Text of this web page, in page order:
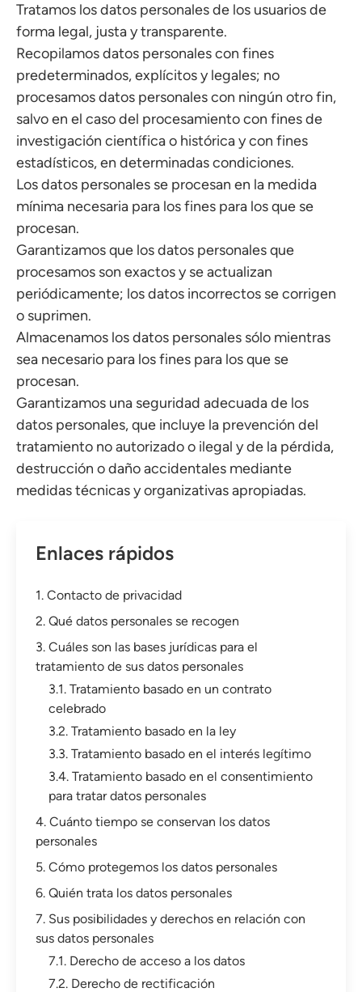
Tratamos los datos personales de los usuarios de
forma legal, justa y transparente.
Recopilamos datos personales con fines
predeterminados, explícitos y legales; no
procesamos datos personales con ningún otro fin,
salvo en el caso del procesamiento con fines de
investigación científica o histórica y con fines
estadísticos, en determinadas condiciones.
Los datos personales se procesan en la medida
mínima necesaria para los fines para los que se
procesan.
Garantizamos que los datos personales que
procesamos son exactos y se actualizan
periódicamente; los datos incorrectos se corrigen
o suprimen.
Almacenamos los datos personales sólo mientras
sea necesario para los fines para los que se
procesan.
Garantizamos una seguridad adecuada de los
datos personales, que incluye la prevención del
tratamiento no autorizado o ilegal y de la pérdida,
destrucción o daño accidentales mediante
medidas técnicas y organizativas apropiadas.
Enlaces rápidos
1. Contacto de privacidad
2. Qué datos personales se recogen
3. Cuáles son las bases jurídicas para el
tratamiento de sus datos personales
3.1. Tratamiento basado en un contrato
celebrado
3.2. Tratamiento basado en la ley
3.3. Tratamiento basado en el interés legítimo
3.4. Tratamiento basado en el consentimiento
para tratar datos personales
4. Cuánto tiempo se conservan los datos
personales
5. Cómo protegemos los datos personales
6. Quién trata los datos personales
7. Sus posibilidades y derechos en relación con
sus datos personales
7.1. Derecho de acceso a los datos
7.2. Derecho de rectificación